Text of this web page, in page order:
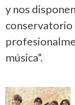
y nos
conservatorio
música”.